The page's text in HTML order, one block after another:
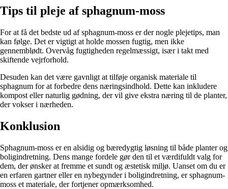
Tips til pleje af sphagnum-moss
For at få det bedste ud af sphagnum-moss er der nogle plejetips, man
kan følge. Det er vigtigt at holde mossen fugtig, men ikke
gennemblødt. Overvåg fugtigheden regelmæssigt, især i takt med
skiftende vejrforhold.
Desuden kan det være gavnligt at tilføje organisk materiale til
sphagnum for at forbedre dens næringsindhold. Dette kan inkludere
kompost eller naturlig gødning, der vil give ekstra næring til de planter,
der vokser i nærheden.
Konklusion
Sphagnum-moss er en alsidig og bæredygtig løsning til både planter og
boligindretning. Dens mange fordele gør den til et værdifuldt valg for
dem, der ønsker at fremme et sundt og æstetisk miljø. Uanset om du er
en erfaren gartner eller en nybegynder i boligindretning, er sphagnum-
moss et materiale, der fortjener opmærksomhed.